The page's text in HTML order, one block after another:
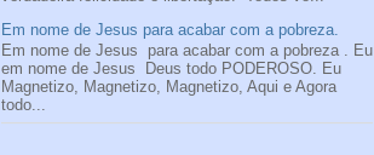
Em nome de Jesus para acabar com a pobreza.
Em nome de Jesus para acabar com a pobreza . Eu
em nome de Jesus Deus todo PODEROSO. Eu
Magnetizo, Magnetizo, Magnetizo, Aqui e Agora
todo...